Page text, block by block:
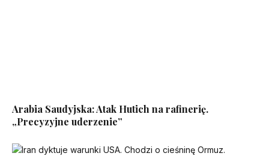
Arabia Saudyjska: Atak Hutich na rafinerię.
„Precyzyjne uderzenie”